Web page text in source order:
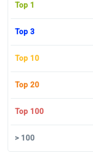
Top 1
Top 3
Top 10
Top 20
Top 100
>100